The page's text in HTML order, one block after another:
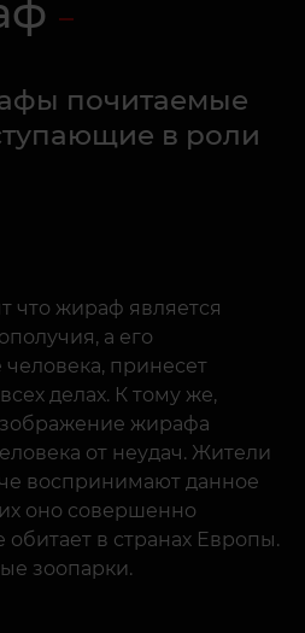
почитаемые
в роли
что жираф является
а его
принесет
делах. К тому же,
жирафа
от неудач. Жители
воспринимают данное
оно совершенно
обитает в странах Европы.
зоопарки.